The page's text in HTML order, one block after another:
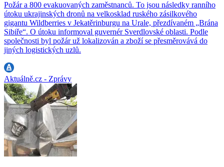
Požár a 800 evakuovaných zaměstnanců. To jsou následky ranního
útoku ukrajinských dronů na velkosklad ruského zásilkového
gigantu Wildberries v Jekatěrinburgu na Urale, přezdívaném „Brána
Sibiře“. O útoku informoval guvernér Sverdlovské oblasti. Podle
společnosti byl požár už lokalizován a zboží se přesměrovává do
jiných logistických uzlů.
Aktuálně.cz - Zprávy